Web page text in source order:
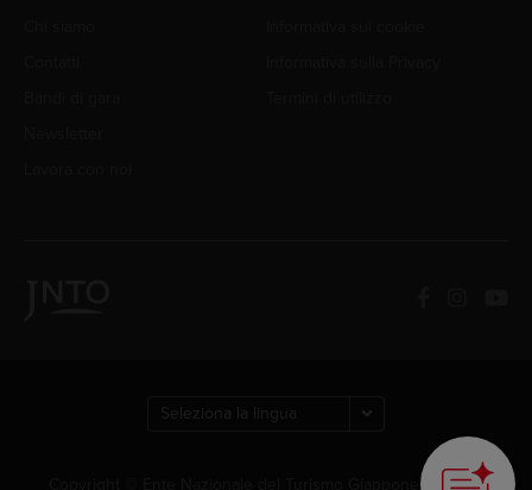
Copyright © Ente Nazionale del Turismo Giapponese. Tutti i